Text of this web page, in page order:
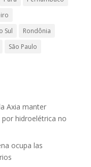
Sul
Rondônia
São Paulo
Axia manter
hidroelétrica no
ocupa las